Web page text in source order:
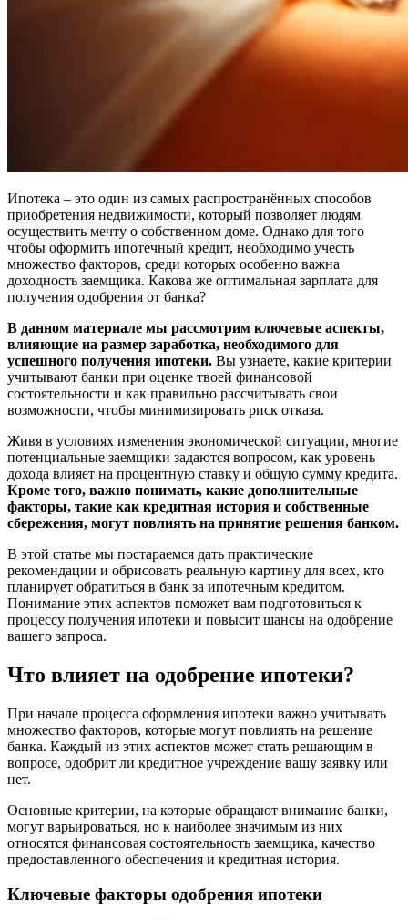
Ипотека – это один из самых распространённых способов
приобретения недвижимости, который позволяет людям
осуществить мечту о собственном доме. Однако для того
чтобы оформить ипотечный кредит, необходимо учесть
множество факторов, среди которых особенно важна
доходность заемщика. Какова же оптимальная зарплата для
получения одобрения от банка?
В данном материале мы рассмотрим ключевые аспекты,
влияющие на размер заработка, необходимого для
успешного получения ипотеки. Вы узнаете, какие критерии
учитывают банки при оценке твоей финансовой
состоятельности и как правильно рассчитывать свои
возможности, чтобы минимизировать риск отказа.
Живя в условиях изменения экономической ситуации, многие
потенциальные заемщики задаются вопросом, как уровень
дохода влияет на процентную ставку и общую сумму кредита.
Кроме того, важно понимать, какие дополнительные
факторы, такие как кредитная история и собственные
сбережения, могут повлиять на принятие решения банком.
В этой статье мы постараемся дать практические
рекомендации и обрисовать реальную картину для всех, кто
планирует обратиться в банк за ипотечным кредитом.
Понимание этих аспектов поможет вам подготовиться к
процессу получения ипотеки и повысит шансы на одобрение
вашего запроса.
Что влияет на одобрение ипотеки?
При начале процесса оформления ипотеки важно учитывать
множество факторов, которые могут повлиять на решение
банка. Каждый из этих аспектов может стать решающим в
вопросе, одобрит ли кредитное учреждение вашу заявку или
нет.
Основные критерии, на которые обращают внимание банки,
могут варьироваться, но к наиболее значимым из них
относятся финансовая состоятельность заемщика, качество
предоставленного обеспечения и кредитная история.
Ключевые факторы одобрения ипотеки